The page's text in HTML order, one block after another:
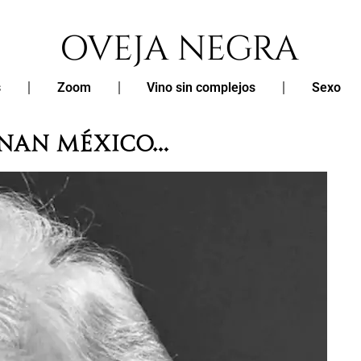
Zoom Vino sin complejos Sexo
MÉXICO…